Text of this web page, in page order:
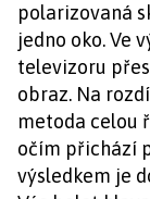
polarizovaná
jedno oko. Ve
televizoru
obraz. Na
metoda celou
očím přichází
výsledkem je